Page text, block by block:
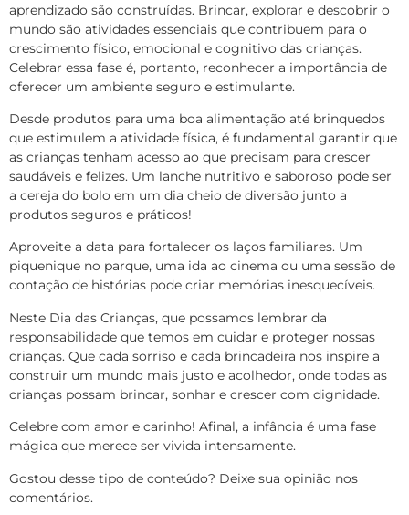
aprendizado são construídas. Brincar, explorar e descobrir o
mundo são atividades essenciais que contribuem para o
crescimento físico, emocional e cognitivo das crianças.
Celebrar essa fase é, portanto, reconhecer a importância de
oferecer um ambiente seguro e estimulante.
Desde produtos para uma boa alimentação até brinquedos
que estimulem a atividade física, é fundamental garantir que
as crianças tenham acesso ao que precisam para crescer
saudáveis e felizes. Um lanche nutritivo e saboroso pode ser
a cereja do bolo em um dia cheio de diversão junto a
produtos seguros e práticos!
Aproveite a data para fortalecer os laços familiares. Um
piquenique no parque, uma ida ao cinema ou uma sessão de
contação de histórias pode criar memórias inesquecíveis.
Neste Dia das Crianças, que possamos lembrar da
responsabilidade que temos em cuidar e proteger nossas
crianças. Que cada sorriso e cada brincadeira nos inspire a
construir um mundo mais justo e acolhedor, onde todas as
crianças possam brincar, sonhar e crescer com dignidade.
Celebre com amor e carinho! Afinal, a infância é uma fase
mágica que merece ser vivida intensamente.
Gostou desse tipo de conteúdo? Deixe sua opinião nos
comentários.